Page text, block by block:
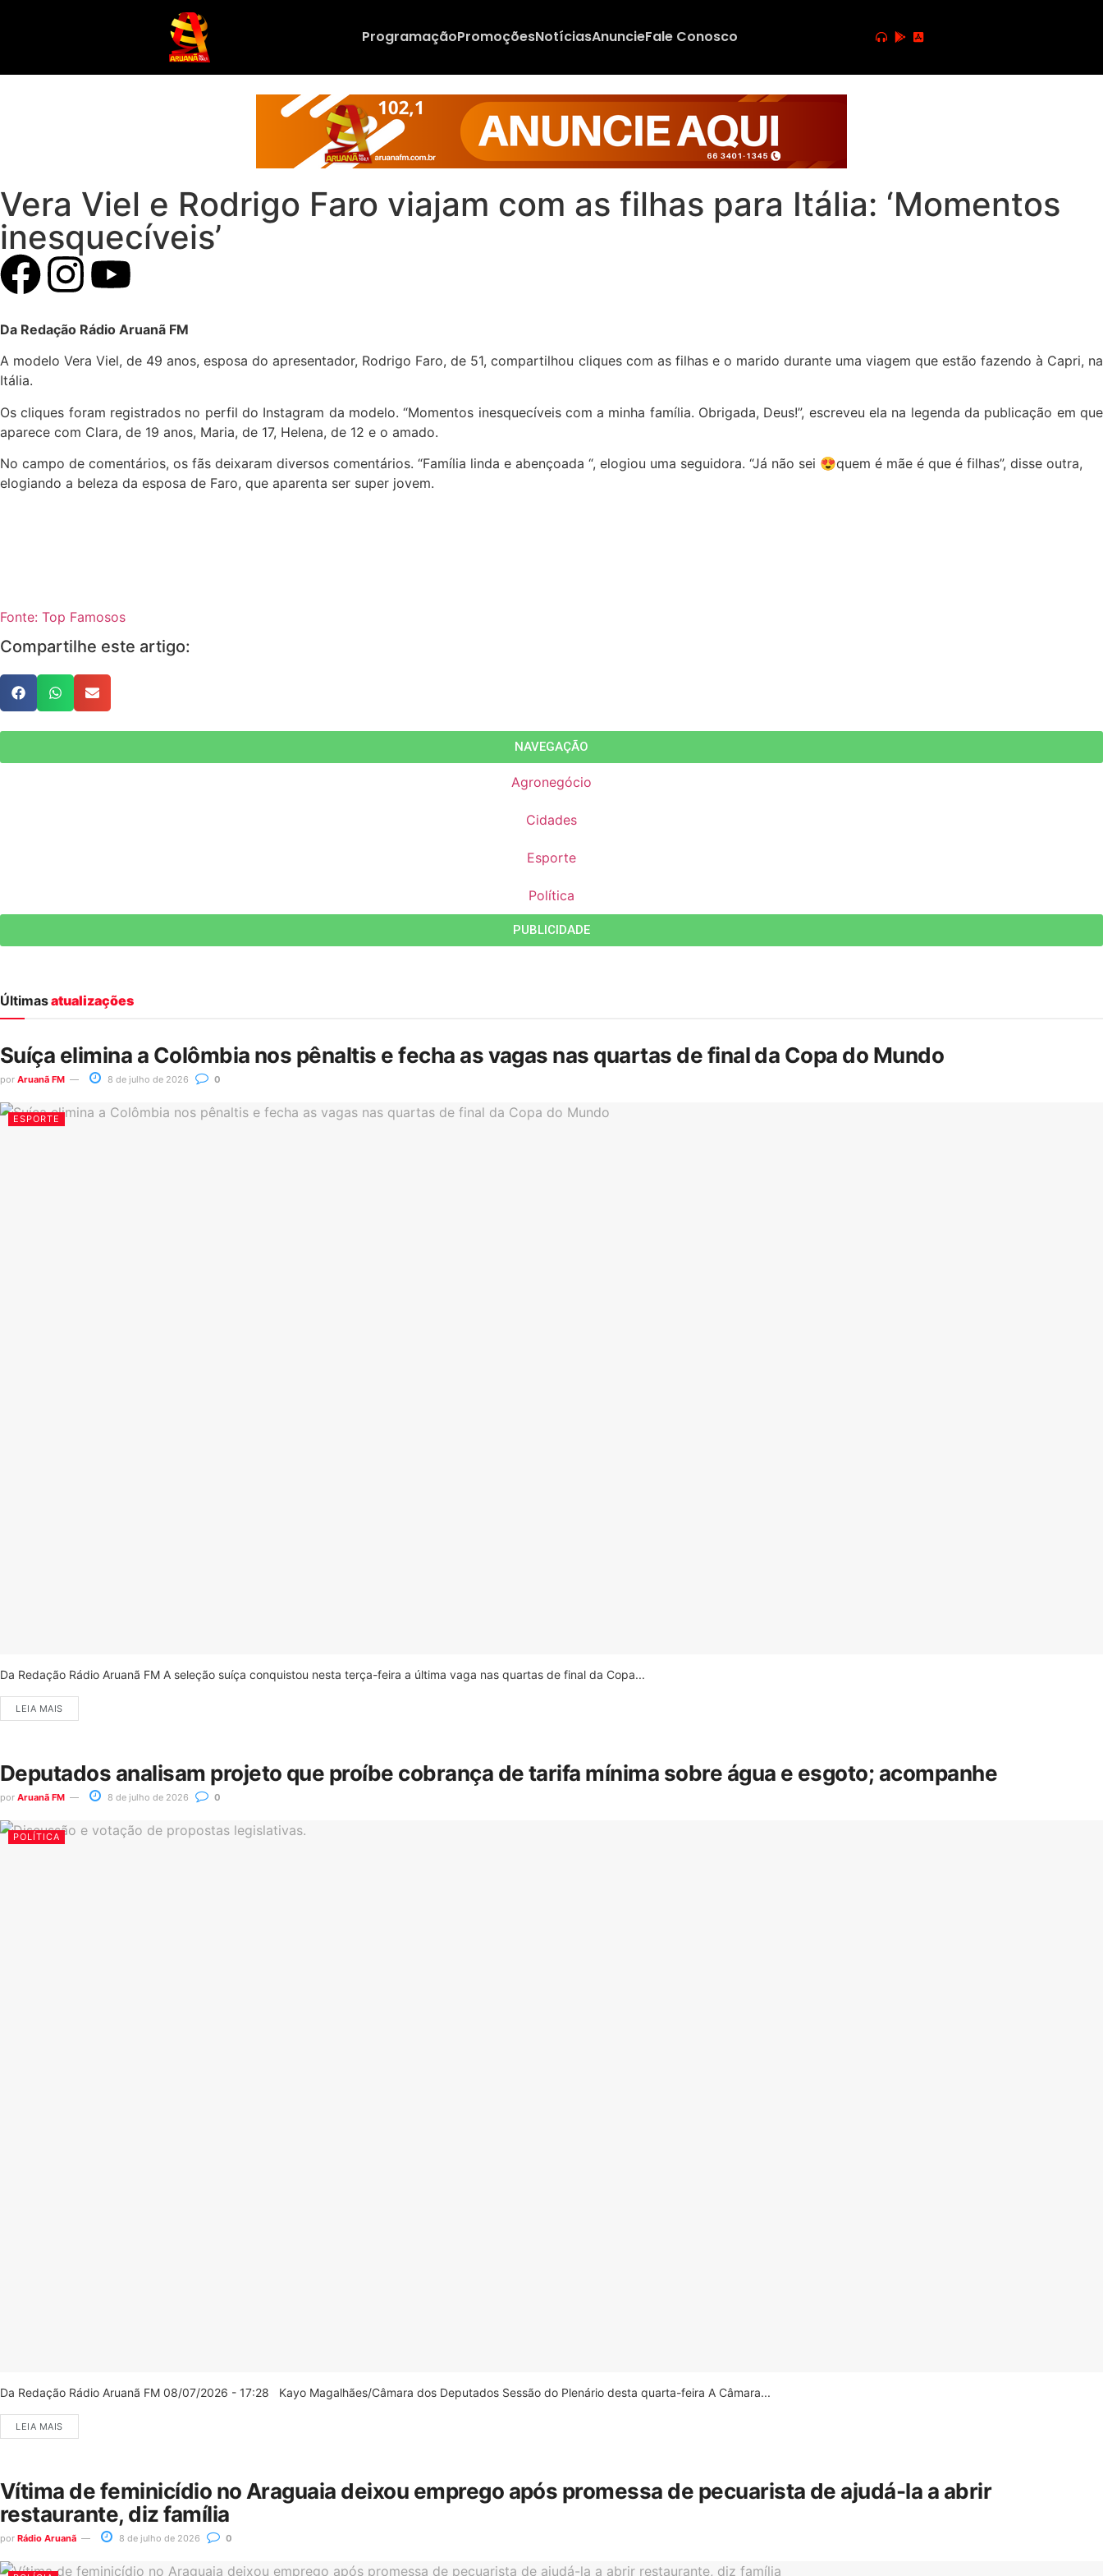
ProgramaçãoPromoçõesNotíciasAnuncieFale Conosco
Vera Viel e Rodrigo Faro viajam com as filhas para Itália: ‘Momentos
inesquecíveis’
Da Redação Rádio Aruanã FM
A modelo Vera Viel, de 49 anos, esposa do apresentador, Rodrigo Faro, de 51, compartilhou cliques com as filhas e o marido durante uma viagem que estão fazendo à Capri, na
Itália.
Os cliques foram registrados no perfil do Instagram da modelo. “Momentos inesquecíveis com a minha família. Obrigada, Deus!”, escreveu ela na legenda da publicação em que
aparece com Clara, de 19 anos, Maria, de 17, Helena, de 12 e o amado.
No campo de comentários, os fãs deixaram diversos comentários. “Família linda e abençoada “, elogiou uma seguidora. “Já não sei 😍quem é mãe é que é filhas”, disse outra,
elogiando a beleza da esposa de Faro, que aparenta ser super jovem.
Fonte: Top Famosos
Compartilhe este artigo:
NAVEGAÇÃO
Agronegócio
Cidades
Esporte
Política
PUBLICIDADE
Últimasatualizações
Suíça elimina a Colômbia nos pênaltis e fecha as vagas nas quartas de final da Copa do Mundo
por Aruanã FM 8 de julho de 2026 0
ESPORTE
Da Redação Rádio Aruanã FM A seleção suíça conquistou nesta terça-feira a última vaga nas quartas de final da Copa...
LEIA MAIS
Deputados analisam projeto que proíbe cobrança de tarifa mínima sobre água e esgoto; acompanhe
por Aruanã FM 8 de julho de 2026 0
POLÍTICA
Da Redação Rádio Aruanã FM 08/07/2026 - 17:28 Kayo Magalhães/Câmara dos Deputados Sessão do Plenário desta quarta-feira A Câmara...
LEIA MAIS
Vítima de feminicídio no Araguaia deixou emprego após promessa de pecuarista de ajudá-la a abrir
restaurante, diz família
por Rádio Aruanã 8 de julho de 2026 0